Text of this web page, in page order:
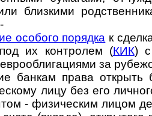
близ­кими
особого порядка к
их конт­ролем (КИК) с
за
банкам права открыть
лицу без его
- физи­чес­ким лицом